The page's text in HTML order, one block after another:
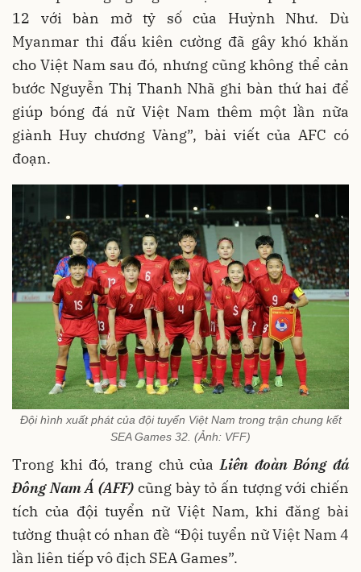
12 với bàn mở tỷ số của Huỳnh Như. Dù
Myanmar thi đấu kiên cường đã gây khó khăn
cho Việt Nam sau đó, nhưng cũng không thể cản
bước Nguyễn Thị Thanh Nhã ghi bàn thứ hai để
giúp bóng đá nữ Việt Nam thêm một lần nữa
giành Huy chương Vàng”, bài viết của AFC có
đoạn.
Đội hình xuất phát của đội tuyển Việt Nam trong trận chung kết
SEA Games 32. (Ảnh: VFF)
Trong khi đó, trang chủ củaLiên đoàn Bóng đá
Đông Nam Á (AFF) cũng bày tỏ ấn tượng với chiến
tích của đội tuyển nữ Việt Nam, khi đăng bài
tường thuật có nhan đề “Đội tuyển nữ Việt Nam 4
lần liên tiếp vô địch SEA Games”.